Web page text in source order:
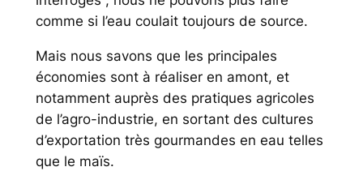
comme si l’eau coulait toujours de source.
Mais nous savons que les principales
économies sont à réaliser en amont, et
notamment auprès des pratiques agricoles
de l’agro-industrie, en sortant des cultures
d’exportation très gourmandes en eau telles
que le maïs.